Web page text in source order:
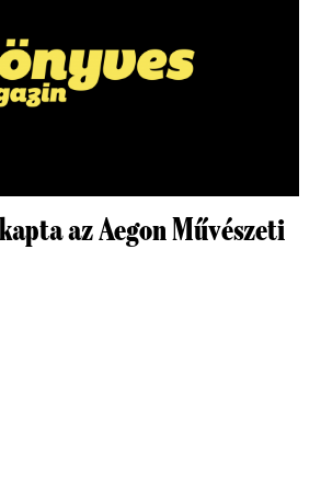
az Aegon Művészeti